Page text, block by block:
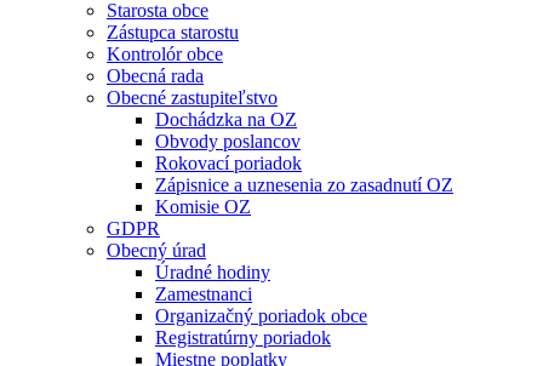
Starosta obce
Zástupca starostu
Kontrolór obce
Obecná rada
Obecné zastupiteľstvo
Dochádzka na OZ
Obvody poslancov
Rokovací poriadok
Zápisnice a uznesenia zo zasadnutí OZ
Komisie OZ
GDPR
Obecný úrad
Úradné hodiny
Zamestnanci
Organizačný poriadok obce
Registratúrny poriadok
Miestne poplatky